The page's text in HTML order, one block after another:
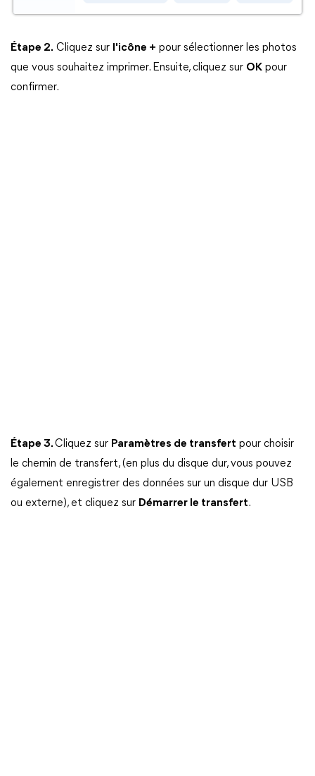
Étape 2. Cliquez sur l'icône + pour sélectionner les photos
que vous souhaitez imprimer. Ensuite, cliquez sur OK pour
confirmer.
Étape 3.Cliquez sur Paramètres de transfert pour choisir
le chemin de transfert, (en plus du disque dur, vous pouvez
également enregistrer des données sur un disque dur USB
ou externe), et cliquez sur Démarrer le transfert.